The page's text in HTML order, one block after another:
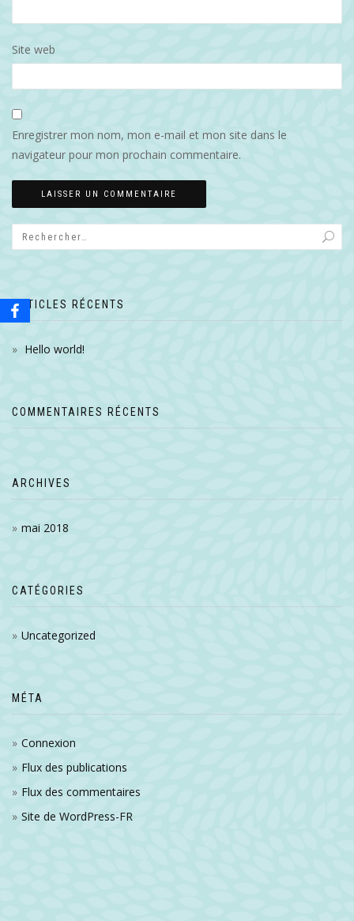
Site web
Enregistrer mon nom, mon e-mail et mon site dans le
navigateur pour mon prochain commentaire.
ARTICLES RÉCENTS
Hello world!
COMMENTAIRES RÉCENTS
ARCHIVES
mai 2018
CATÉGORIES
Uncategorized
MÉTA
Connexion
Flux des publications
Flux des commentaires
Site de WordPress-FR